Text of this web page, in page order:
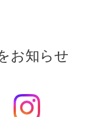
お知らせ